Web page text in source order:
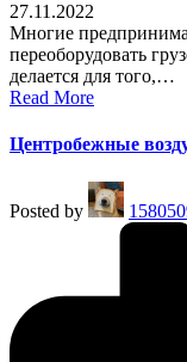
27.11.2022
Многие
переоборудовать
делается для того,…
Read More
Центробежные
Posted by